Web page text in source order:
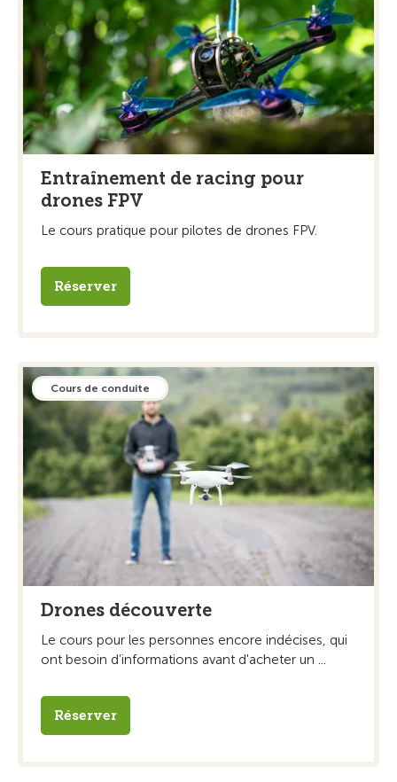
Entraînement de racing pour
drones FPV
Le cours pratique pour pilotes de drones FPV.
Réserver
Cours de conduite
Drones découverte
Le cours pour les personnes encore indécises, qui
ont besoin d’informations avant d'acheter un ...
Réserver